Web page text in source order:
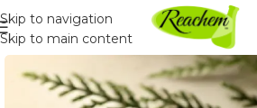
Skip to navigation
Skip to main content